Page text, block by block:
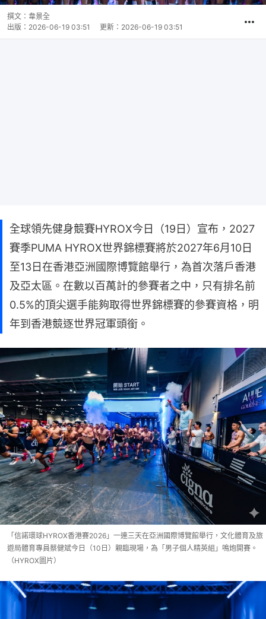
撰文： 韋景全
出版： 2026-06-19 03:51 更新： 2026-06-19 03:51
全球領先健身競賽HYROX今日（19日）宣布，2027
賽季PUMA HYROX世界錦標賽將於2027年6月10日
至13日在香港亞洲國際博覽館舉行，為首次落戶香港
及亞太區。在數以百萬計的參賽者之中，只有排名前
0.5%的頂尖選手能夠取得世界錦標賽的參賽資格，明
年到香港競逐世界冠軍頭銜。
「信諾環球HYROX香港賽2026」一連三天在亞洲國際博覽館舉行，文化體育及旅
遊局體育專員蔡健斌今日（10日）親臨現場，為「男子個人精英組」鳴炮開賽。
（HYROX圖片）